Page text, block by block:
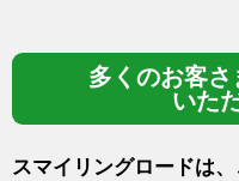
多くのお客さ
いた
スマイリングロードは